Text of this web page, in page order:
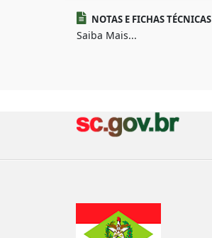
NOTAS E FICHAS TÉCNICAS
Saiba Mais...